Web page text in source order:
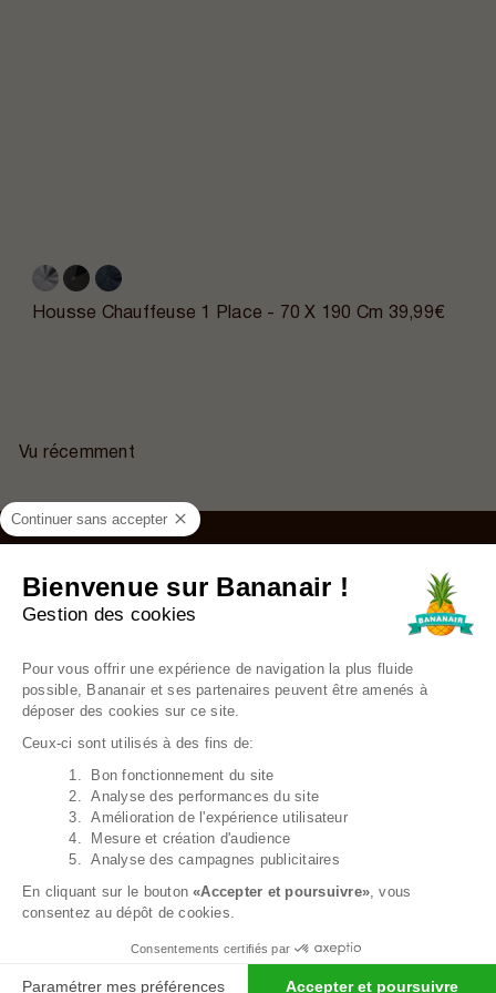
Housse Chauffeuse 1 Place - 70 X 190 Cm 39,99€
Vu récemment
d’amour Une
Continuer sans accepter
Bienvenue sur Bananair !
Gestion des cookies
Plateforme de Gestion du
Pour vous offrir une expérience de navigation la plus fluide
possible, Bananair et ses partenaires peuvent être amenés à
déposer des cookies sur ce site.
Ceux-ci sont utilisés à des fins de:
1. Bon fonctionnement du site
2. Analyse des performances du site
3. Amélioration de l'expérience utilisateur
4. Mesure et création d'audience
5. Analyse des campagnes publicitaires
En cliquant sur le bouton«Accepter et poursuivre» , vous
consentez au dépôt de cookies.
Consentements certifiés par
Paramétrer mes préférences Accepter et poursuivre
Axeptio consent